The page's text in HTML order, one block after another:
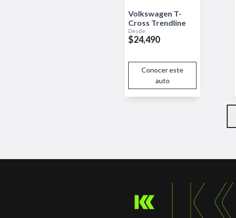
Volkswagen T-
Cross Trendline
Desde
$24,490
Conocer este
auto